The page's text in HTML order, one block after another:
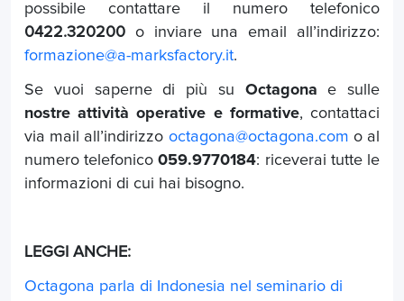
possibile contattare il numero telefonico
0422.320200 o inviare una email all’indirizzo:
formazione@a-marksfactory.it.
Se vuoi saperne di più su Octagona e sulle
nostre attività operative e formative, contattaci
via mail all’indirizzo octagona@octagona.com o al
numero telefonico059.9770184: riceverai tutte le
informazioni di cui hai bisogno.
LEGGI ANCHE:
Octagona parla di Indonesia nel seminario di